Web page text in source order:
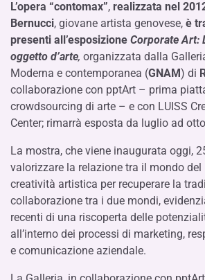
L’opera “contomax”, realizzata nel
Bernucci, giovane artista genovese, è
presenti all’esposizione Corporate Art:
oggetto d’arte, organizzata dalla
Moderna e contemporanea (GNAM) di
collaborazione con pptArt – prima
crowdsourcing di arte – e con LUISS
Center; rimarrà esposta da luglio ad
La mostra, che viene inaugurata oggi,
valorizzare la relazione tra il mondo del
creatività artistica per recuperare la
collaborazione tra i due mondi,
recenti di una riscoperta delle
all’interno dei processi di marketing,
e comunicazione aziendale.